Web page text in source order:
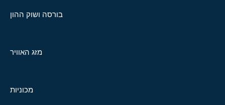
בורסה ושוק ההון
מזג האוויר
מכוניות